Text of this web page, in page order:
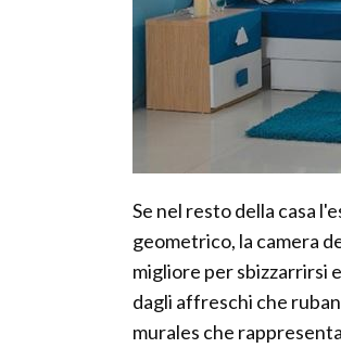
Se nel resto della casa
geometrico, la camera
migliore per sbizzarrirsi
dagli affreschi che
murales che